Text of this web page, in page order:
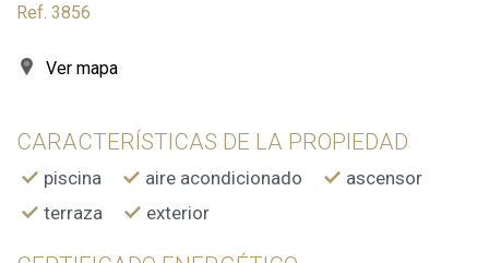
Ref. 3856
Ver mapa
CARACTERÍSTICAS DE LA PROPIEDAD
piscina aire acondicionado
ascensor
terraza
exterior
Analíticas y personalización
Permiten realizar el seguimiento y análisis del
comportamiento de los usuarios de este sitio web. La
elaboración de perfiles de navegación de los usuarios con
el fin de introducir mejoras en función del análisis de los
datos de uso que hacen los usuarios del servicio. Permiten
guardar la información de preferencia del usuario para
mejorar la calidad de nuestros servicios y para ofrecer una
mejor experiencia a través de productos recomendados.